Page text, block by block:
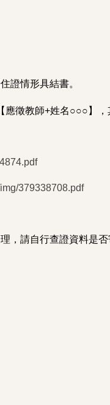
證情形具結書。
徵教師+姓名○○○】，
379338708.pdf
，請自行查證資料是否